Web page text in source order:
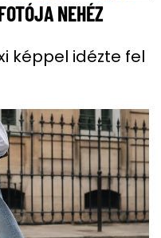
NEHÉZ
képpel idézte fel